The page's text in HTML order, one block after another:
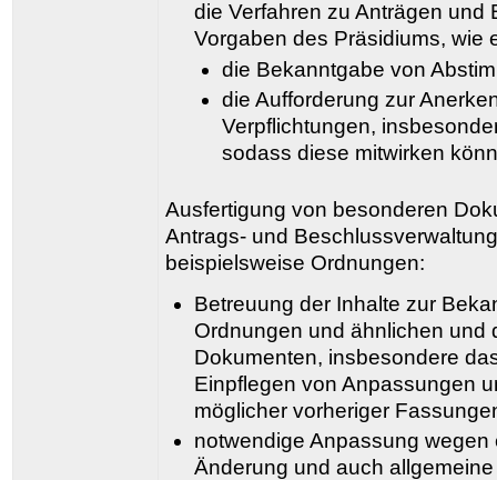
die Verfahren zu Anträgen und
Vorgaben des Präsidiums, wie
die Bekanntgabe von
die Aufforderung zur
Verpflichtungen,
sodass diese mitwirken
Ausfertigung von besonderen
Antrags- und
beispielsweise Ordnungen:
Betreuung der Inhalte zur
Ordnungen und ähnlichen und
Dokumenten, insbesondere
Einpflegen von Anpassungen
möglicher vorheriger
notwendige Anpassung wegen
Änderung und auch